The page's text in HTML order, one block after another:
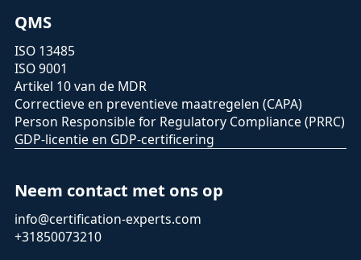
QMS
ISO 13485
ISO 9001
Artikel 10 van de MDR
Correctieve en preventieve maatregelen (CAPA)
Person Responsible for Regulatory Compliance (PRRC)
GDP-licentie en GDP-certificering
Neem contact met ons op
info@certification-experts.com
+31850073210